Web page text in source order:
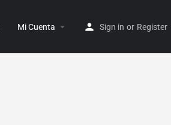
Mi Cuenta Sign in or Register